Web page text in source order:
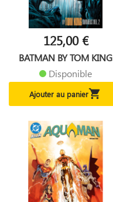
125,00 €
BATMAN BY TOM KING
OMNIBUS...
Disponible
Ajouter au panier